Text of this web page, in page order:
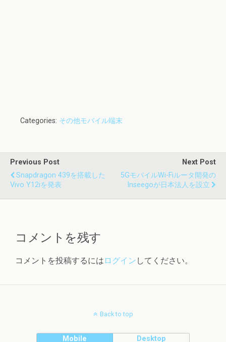
Categories: その他モバイル端末
Previous Post
Snapdragon 439を搭載した
Vivo Y12iを発表
Next Post
5GモバイルWi-Fiルータ開発の
Inseegoが日本法人を設立
コメントを残す
コメントを投稿するには ログイン してください。
Back to top
Mobile Desktop